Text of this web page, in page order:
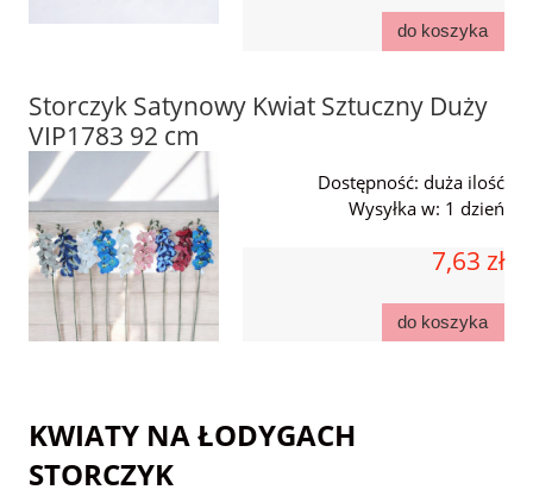
do koszyka
Storczyk Satynowy Kwiat Sztuczny Duży
VIP1783 92 cm
Dostępność: duża ilość
Wysyłka w: 1 dzień
7,63 zł
do koszyka
KWIATY NA ŁODYGACH
STORCZYK